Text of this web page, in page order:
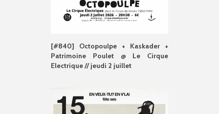
[#840] Octopoulpe + Kaskader +
Patrimoine Poulet @ Le Cirque
Electrique // jeudi 2 juillet